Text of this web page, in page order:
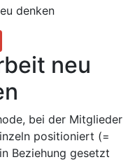
denken
neu
bei der Mitglieder
positioniert (=
Beziehung gesetzt